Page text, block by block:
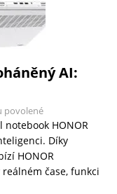
AI:
povolené
notebook HONOR
Díky
HONOR
čase, funkci